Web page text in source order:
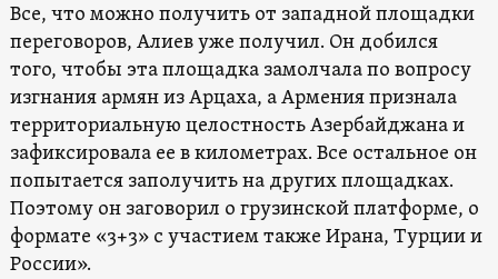
Все, что можно получить от западной площадки
переговоров, Алиев уже получил. Он добился
того, чтобы эта площадка замолчала по вопросу
изгнания армян из Арцаха, а Армения признала
территориальную целостность Азербайджана и
зафиксировала ее в километрах. Все остальное он
попытается заполучить на других площадках.
Поэтому он заговорил о грузинской платформе, о
формате «3+3» с участием также Ирана, Турции и
России».